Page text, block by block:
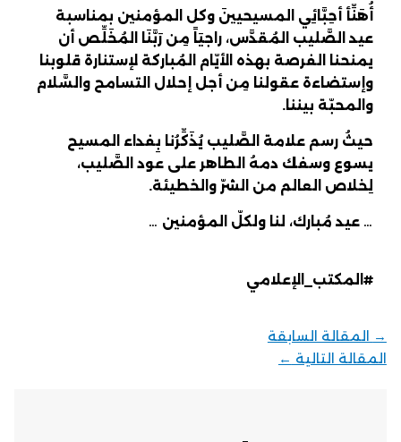
أُهَنِّأ أحِبَّائِي المسيحيينَ وكل المؤمنين بمناسبة
عيد الصَّليب المُقدَّس، راجيَاً مِن رَبَّنَا المُخَلِّص أن
يمنحنا الفرصة بهذه الأيّام المُباركة لإستنارة قلوبنا
وإستضاءة عقولنا مِن أجل إحلال التسامح والسَّلام
والمحبّة بيننا .
حيثُ رسم علامة الصَّليب يُذَكِّرُنا بِفداء المسيح
يسوع وسفك دمهُ الطاهر على عود الصَّليب،
لِخلاص العالم من الشرّ والخطيئة.
عيد مُبارك، لنا ولكلّ المؤمنين…
#المكتب_الإعلامي
المقالة السابقة
التالية←